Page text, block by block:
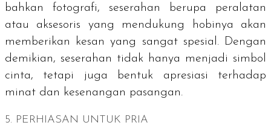
bahkan fotografi, seserahan berupa peralatan
atau aksesoris yang mendukung hobinya akan
memberikan kesan yang sangat spesial. Dengan
demikian, seserahan tidak hanya menjadi simbol
cinta, tetapi juga bentuk apresiasi terhadap
minat dan kesenangan pasangan.
5. PERHIASAN UNTUK PRIA